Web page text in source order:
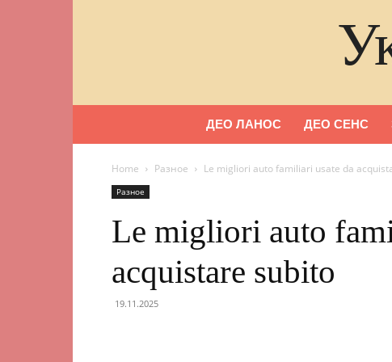
ДЕО ЛАНОС ДЕО СЕНС
Home Разное Le migliori auto familiari usate da
Разное
Le migliori auto
acquistare subito
19.11.2025